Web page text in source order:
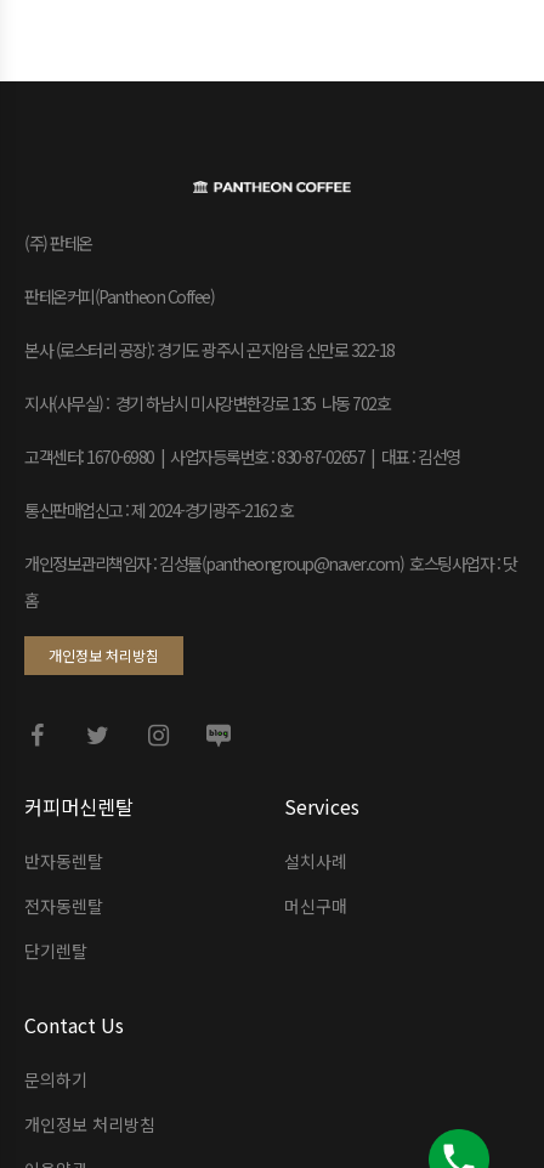
커피머신렌탈
반자동렌탈
전자동렌탈
단기렌탈
Services
설치사례
머신구매
Contact Us
문의하기
개인정보 처리방침
(주) 판테온
판테온커피(Pantheon Coffee)
본사 (로스터리 공장): 경기도 광주시 곤지암읍 신만로 322-18
지사(사무실) : 경기 하남시 미사강변한강로 135 나동 702호
고객센터: 1670-6980 | 사업자등록번호 : 830-87-02657 | 대표 : 김선영
통신판매업신고 : 제 2024-경기광주-2162 호
개인정보관리책임자 : 김성률(pantheongroup@naver.com) 호스팅사업자 : 닷
홈
개인정보 처리방침